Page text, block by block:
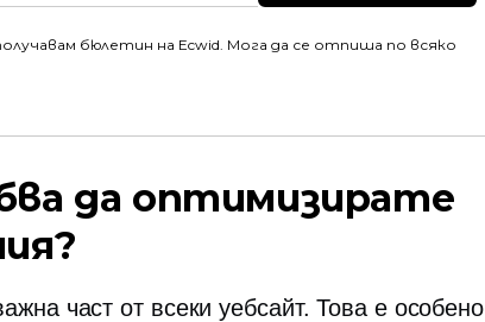
бюлетин на Ecwid. Мога да се отпиша по всяко
да оптимизирате
част от всеки уебсайт. Това е особено